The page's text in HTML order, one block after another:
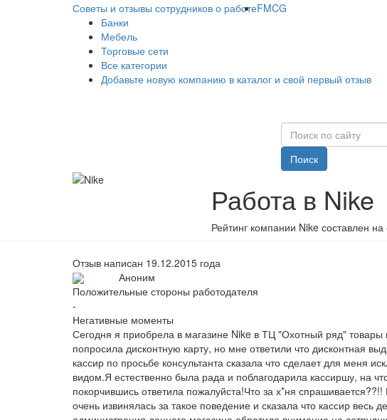
Советы и отзывы сотрудников о работеFMCG
Банки
Мебель
Торговые сети
Все категории
Добавьте новую компанию в каталог и свой первый отзыв
Поиск
Работа в Nike
Рейтинг компании Nike составлен
Отзыв написан 19.12.2015 года
Аноним
Положительные стороны работодателя
-
Негативные моменты
Сегодня я приобрела в магазине Nike в ТЦ "Охотный ряд"
попросила дисконтную карту, но мне ответили что дисконтная
кассир по просьбе консультанта сказала что сделает для меня
видом.Я естественно была рада и поблагодарила кассиршу, на
покорчившись ответила пожалуйста!Что за х*ня
очень извинялась за такое поведение и сказала что кассир весь